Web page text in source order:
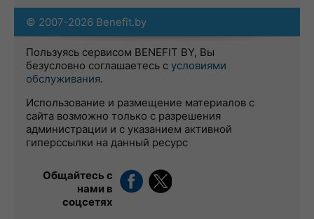
© 2007-2026 Benefit.by
Пользуясь сервисом BENEFIT BY, Вы
безусловно соглашаетесь с условиями
обслуживания.
Использование и размещение материалов с
сайта возможно только с разрешения
администрации и с указанием активной
гиперссылки на данный ресурс
Общайтесь с
нами в
соцсетях